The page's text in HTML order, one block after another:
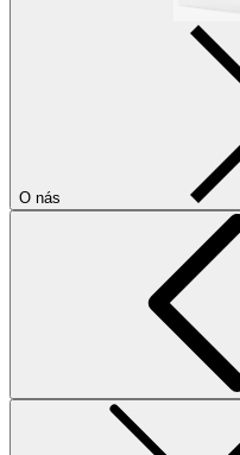
O nás